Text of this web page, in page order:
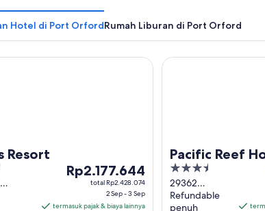
Hotel di Port OrfordRumah Liburan di Port Orford
Resort
Harga
Rp2.177.644
Rp2.177.644
total Rp2.428.074
2 Sep - 3 Sep
termasuk pajak & biaya lainnya
Pacific Reef
Show
3.5
out
of
29362
Ellensburg
Hwy 101 Gold
Refundable
penuh
Pacific Reef Hotel &